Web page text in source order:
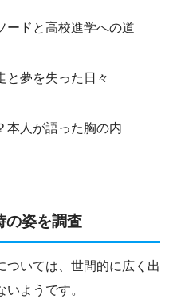
ードと高校進学への道
と夢を失った日々
本人が語った胸の内
の姿を調査
ついては、世間的に広く出
ようです。